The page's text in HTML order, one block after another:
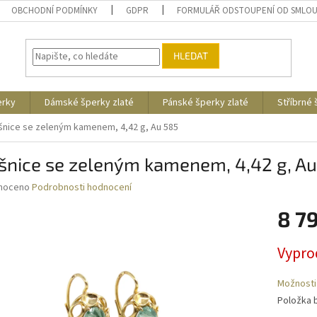
OBCHODNÍ PODMÍNKY GDPR FORMULÁŘ ODSTOUPENÍ OD
HLEDAT
Dámské šperky zlaté Pánské šperky zlaté Stříbrné
se zeleným kamenem, 4,42 g, Au 585
se zeleným kamenem, 4,42 g,
Podrobnosti hodnocení
8
cena:
Položka